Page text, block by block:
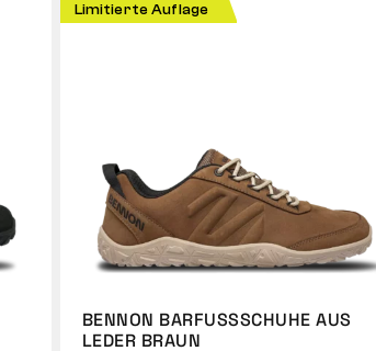
Limitierte Auflage
BENNON BARFUSSSCHUHE AUS L
EDER BRAUN